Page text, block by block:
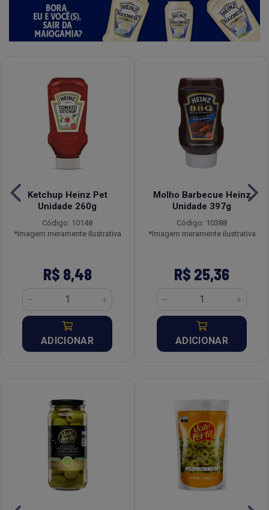
Ketchup Heinz Pet
Unidade 260g
Código: 10148
*Imagem meramente ilustrativa
R$ 8,48
ADICIONAR
Molho Barbecue Heinz
Unidade 397g
Código: 10388
*Imagem meramente ilustrativa
R$ 25,36
ADICIONAR